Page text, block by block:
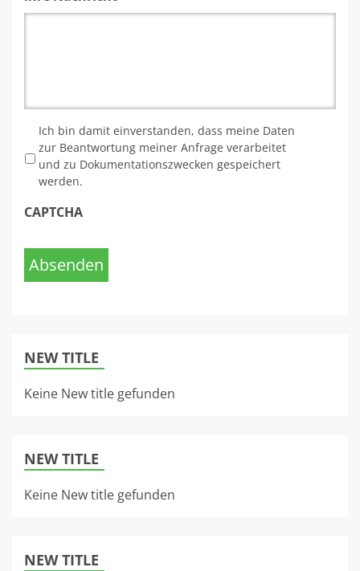
Ich bin damit einverstanden, dass meine Daten
zur Beantwortung meiner Anfrage verarbeitet
und zu Dokumentationszwecken gespeichert
werden.
CAPTCHA
Absenden
NEW TITLE
Keine New title gefunden
NEW TITLE
Keine New title gefunden
NEW TITLE